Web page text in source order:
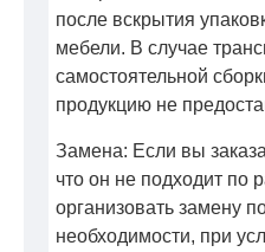
после вскрытия
мебели. В случае
самостоятельной
продукцию не
Замена: Если вы
что он не подходит по
организовать замену
необходимости, при